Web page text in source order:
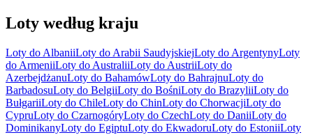
Loty według kraju
Loty do AlbaniiLoty do Arabii SaudyjskiejLoty do ArgentynyLoty
do ArmeniiLoty do AustraliiLoty do AustriiLoty do
AzerbejdżanuLoty do BahamówLoty do BahrajnuLoty do
BarbadosuLoty do BelgiiLoty do BośniLoty do BrazyliiLoty do
BułgariiLoty do ChileLoty do ChinLoty do ChorwacjiLoty do
CypruLoty do CzarnogóryLoty do CzechLoty do DaniiLoty do
DominikanyLoty do EgiptuLoty do EkwadoruLoty do EstoniiLoty